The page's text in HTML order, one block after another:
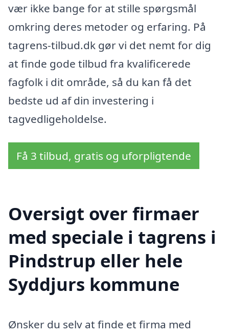
vær ikke bange for at stille spørgsmål
omkring deres metoder og erfaring. På
tagrens-tilbud.dk gør vi det nemt for dig
at finde gode tilbud fra kvalificerede
fagfolk i dit område, så du kan få det
bedste ud af din investering i
tagvedligeholdelse.
Få 3 tilbud, gratis og uforpligtende
Oversigt over firmaer
med speciale i tagrens i
Pindstrup eller hele
Syddjurs kommune
Ønsker du selv at finde et firma med